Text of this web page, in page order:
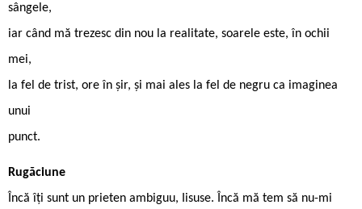
sângele,
iar când mă trezesc din nou la realitate, soarele este, în ochii
mei,
la fel de trist, ore în șir, și mai ales la fel de negru ca imaginea
unui
punct.
Rugăciune
Încă îți sunt un prieten ambiguu, Iisuse. Încă mă tem să nu-mi